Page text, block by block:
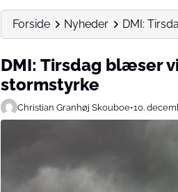
Forside Nyheder DMI:
DMI: Tirsdag blæser
stormstyrke
Christian Granhøj Skouboe•10.